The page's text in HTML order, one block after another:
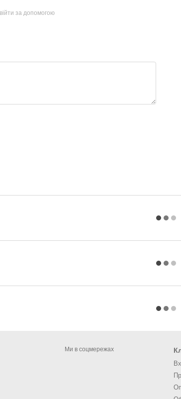
за допомогою
Ми в соцмережах